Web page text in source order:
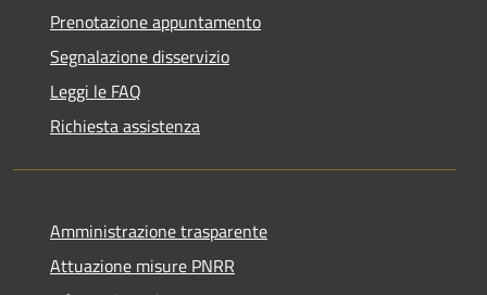
Prenotazione appuntamento
Segnalazione disservizio
Leggi le FAQ
Richiesta assistenza
Amministrazione trasparente
Attuazione misure PNRR